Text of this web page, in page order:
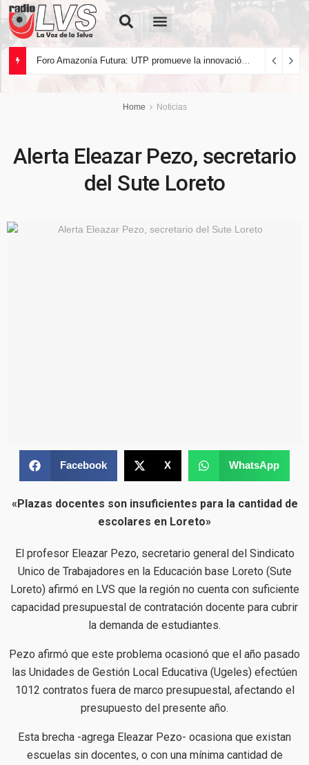
Home Noticias
Alerta Eleazar Pezo, secretario
del Sute Loreto
Facebook X WhatsApp
«Plazas docentes son insuficientes para la cantidad de
escolares en Loreto»
El profesor Eleazar Pezo, secretario general del Sindicato
Unico de Trabajadores en la Educación base Loreto (Sute
Loreto) afirmó en LVS que la región no cuenta con suficiente
capacidad presupuestal de contratación docente para cubrir
la demanda de estudiantes.
Pezo afirmó que este problema ocasionó que el año pasado
las Unidades de Gestión Local Educativa (Ugeles) efectúen
1012 contratos fuera de marco presupuestal, afectando el
presupuesto del presente año.
Esta brecha -agrega Eleazar Pezo- ocasiona que existan
escuelas sin docentes, o con una mínima cantidad de